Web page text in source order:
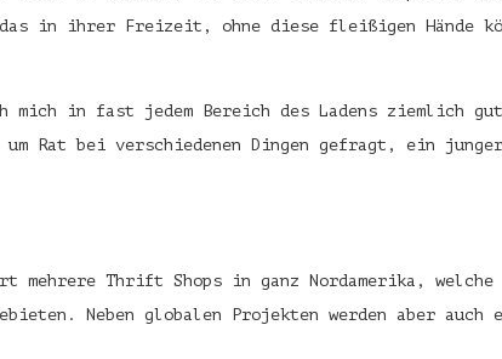
in ihrer Freizeit, ohne diese fleißigen Hände
in fast jedem Bereich des Ladens ziemlich
Rat bei verschiedenen Dingen gefragt, ein
Thrift Shops in ganz Nordamerika, welche
Neben globalen Projekten werden aber